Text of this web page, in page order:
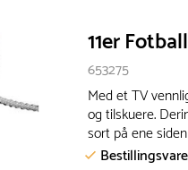
11er
653275
Med et TV
og tilskuere.
sort på ene
Bestillingsvare